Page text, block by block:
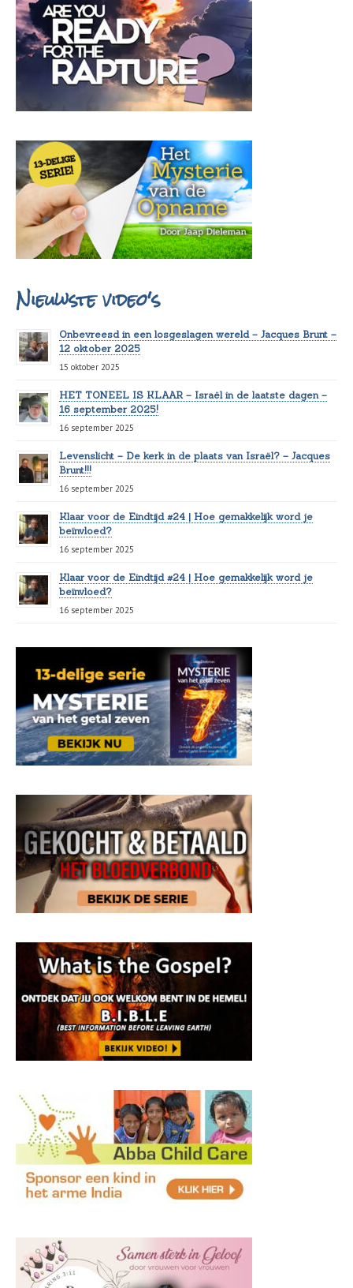
Nieuwste video's
Onbevreesd in een losgeslagen wereld – Jacques Brunt –
12 oktober 2025
15 oktober 2025
HET TONEEL IS KLAAR – Israël in de laatste dagen –
16 september 2025!
16 september 2025
Levenslicht – De kerk in de plaats van Israël? – Jacques
Brunt!!!
16 september 2025
Klaar voor de Eindtijd #24 | Hoe gemakkelijk word je
beïnvloed?
16 september 2025
Klaar voor de Eindtijd #24 | Hoe gemakkelijk word je
beïnvloed?
16 september 2025